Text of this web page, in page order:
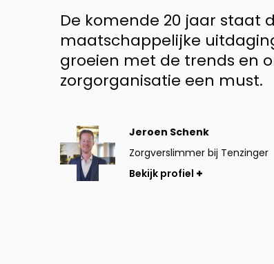
De komende 20 jaar staat
maatschappelijke
groeien met de trends en
zorgorganisatie een must.
Jeroen Schenk
Zorgverslimmer bij Tenzinger
Bekijk
profiel
Bekijk profiel